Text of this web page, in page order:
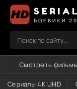
БОЕВИКИ
Смотреть
Сериалы 4K UHD